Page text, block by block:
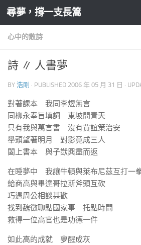
Skip to content
尋夢，撐一支長篙
心中的散詩
詩 ∥ 人書夢
BY 浩剛 · PUBLISHED 2006 年 05 月 31 日 ·
對著課本 我同李煜無言
同柳永奉旨填詞 東坡問青天
只有我與萬言書 沒有賈誼策治安
舉頭望著明月 對影竟成三人
闔上書本 與子猷興盡而返
在睡夢中 我讓牛頓與萊布尼茲互打一
給商高與畢達哥拉斯斧頭互砍
巧遇周公相談甚歡
找到魏徵聊點國家事 托點時間
救得一位高官也是功德一件
如此高的成就 夢醒成灰